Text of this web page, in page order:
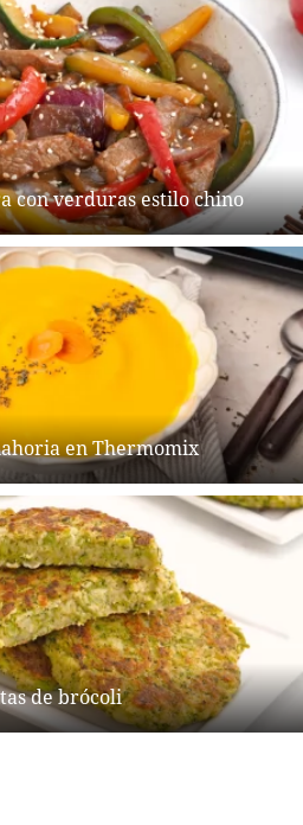
con verduras estilo chino
en Thermomix
de brócoli